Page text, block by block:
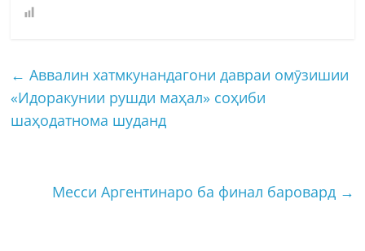
← Аввалин хатмкунандагони давраи омӯзишии
«Идоракунии рушди маҳал» соҳиби
шаҳодатнома шуданд
Месси Аргентинаро ба финал баровард →